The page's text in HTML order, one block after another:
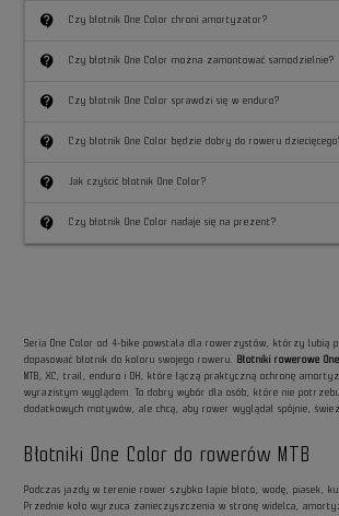
contact_support Czy błotnik One Color chroni amortyzator?
contact_support Czy błotnik One Color można zamontować samodzielnie?
contact_support Czy błotnik One Color sprawdzi się w enduro?
contact_support Czy błotnik One Color będzie dobry do roweru
contact_support Jak czyścić błotnik One Color?
contact_support Czy błotnik One Color nadaje się na prezent?
Seria One Color od 4-bike powstała dla rowerzystów, którzy lubią
dopasować błotnik do koloru swojego roweru. Błotniki rowerowe
MTB, XC, trail, enduro i DH, które łączą praktyczną ochronę
wyrazistym wyglądem. To dobry wybór dla osób, które nie
dodatkowych motywów, ale chcą, aby rower wyglądał spójnie,
Błotniki One Color do rowerów MTB
Podczas jazdy w terenie rower szybko łapie błoto, wodę, piasek,
Przednie koło wyrzuca zanieczyszczenia w stronę widelca,